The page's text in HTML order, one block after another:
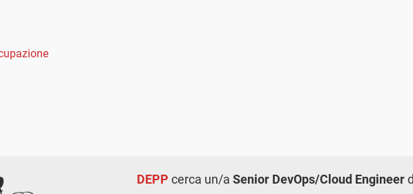
DEPP cerca un/aSenior DevOps/Cloud Engineer